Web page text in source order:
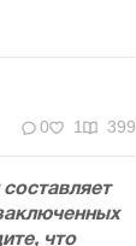
0 1 399
ите, что